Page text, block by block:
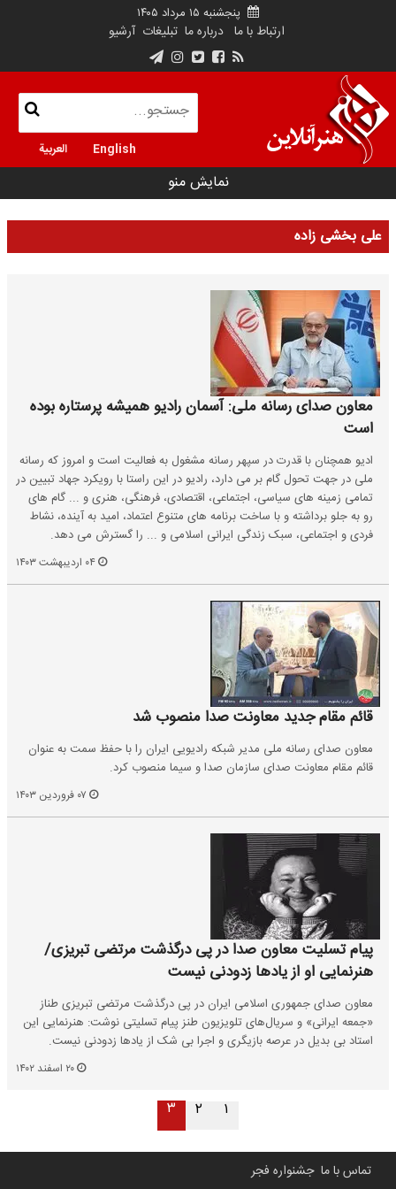
پنجشنبه ۱۵ مرداد ۱۴۰۵
ارتباط با ما درباره ما تبلیغات آرشیو
English العربية
نمایش منو
علی بخشی زاده
معاون صدای رسانه ملی: آسمان رادیو همیشه پرستاره بوده
است
ادیو همچنان با قدرت در سپهر رسانه مشغول به فعالیت است و امروز که رسانه
ملی در جهت تحول گام بر می دارد، رادیو در این راستا با رویکرد جهاد تبیین در
تمامی زمینه های سیاسی، اجتماعی، اقتصادی، فرهنگی، هنری و ... گام های
رو به جلو برداشته و با ساخت برنامه های متنوع اعتماد، امید به آینده، نشاط
فردی و اجتماعی، سبک زندگی ایرانی اسلامی و ... را گسترش می دهد.
قائم مقام جدید معاونت صدا منصوب شد
معاون صدای رسانه ملی مدیر شبکه رادیویی ایران را با حفظ سمت به عنوان
قائم مقام معاونت صدای سازمان صدا و سیما منصوب کرد.
پیام تسلیت معاون صدا در پی درگذشت مرتضی تبریزی/
هنرنمایی او از یادها زدودنی نیست
معاون صدای جمهوری اسلامی ایران در پی درگذشت مرتضی تبریزی طناز
«جمعه ایرانی» و سریال‌های تلویزیون طنز پیام تسلیتی نوشت: هنرنمایی این
استاد بی بدیل در عرصه‌ بازیگری و اجرا بی شک از یادها زدودنی نیست.
۱ ۲ ۳
تماس با ما جشنواره فجر